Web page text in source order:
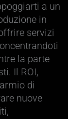
a un
in
servizi
la parte
Il ROI,
di
nuove